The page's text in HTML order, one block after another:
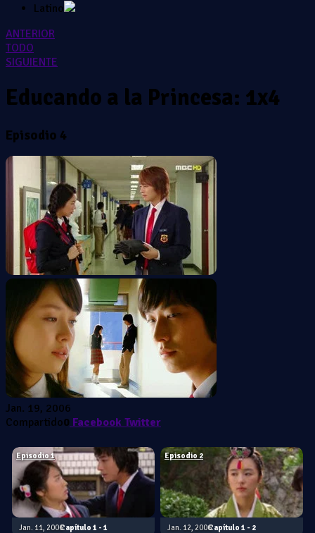
Latino
ANTERIOR
TODO
SIGUIENTE
Educando a la Princesa: 1x4
Episodio 4
Jan. 19, 2006
Compartido0 Facebook Twitter
1 - 1
Episodio 1
Jan. 11, 2006 1 - 2
Episodio 2
Jan. 12, 2006